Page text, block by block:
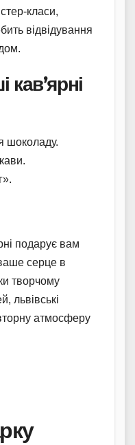
класи,
відвідування
кав’ярні
шоколаду.
подарує вам
ваше серце в
творчому
львівські
атмосферу